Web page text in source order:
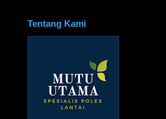
Tentang Kami